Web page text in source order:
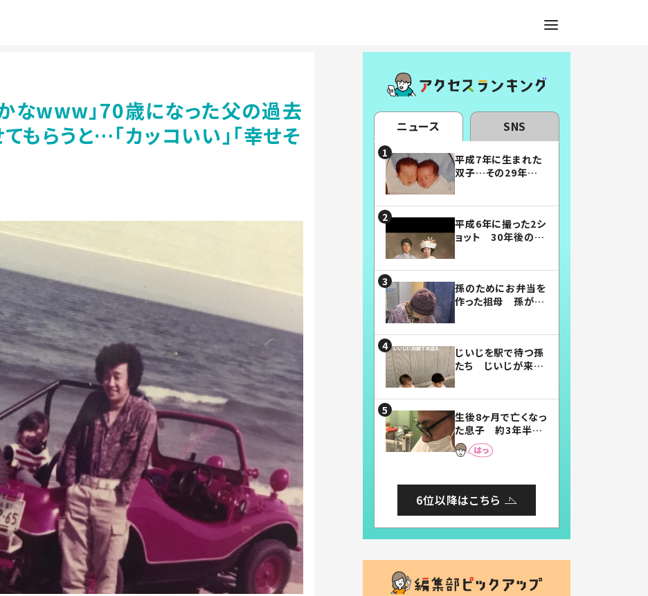
なwww」70歳になった父の過去
もらうと…「カッコいい」「幸せそ
ニュース SNS
平成7年に生まれた
双子…その29年後
平成6年に撮った2シ
ョット 30年後の姿
孫のためにお弁当を
作った祖母 孫が絶
じいじを駅で待つ孫
たち じいじが来た
まらない」「幸せにな
れる」
生後8ヶ月で亡くなっ
た息子 約3年半
後、当時の妻の日記
に書いてあった本音
6位以降はこちら